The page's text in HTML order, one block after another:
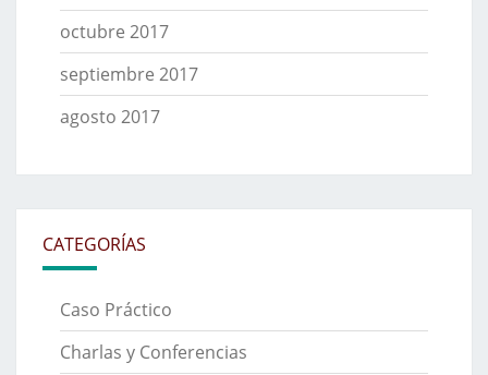
octubre 2017
septiembre 2017
agosto 2017
CATEGORÍAS
Caso Práctico
Charlas y Conferencias